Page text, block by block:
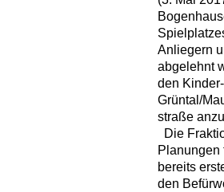
Anliegern
abgelehnt
den
Grüntal/
straße
Die
Planungen
bereits
den